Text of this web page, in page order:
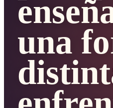
una